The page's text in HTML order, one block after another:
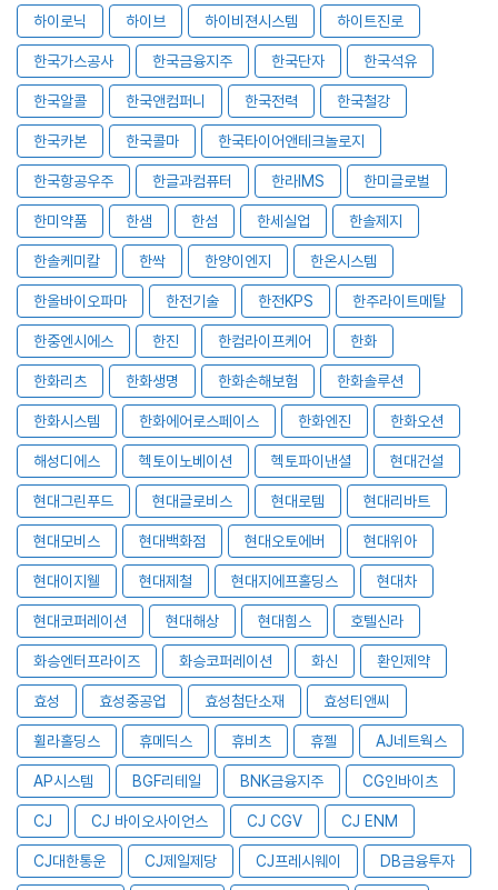
하이로닉 하이브 하이비젼시스템 하이트진로
한국가스공사 한국금융지주 한국단자 한국석유
한국알콜 한국앤컴퍼니 한국전력 한국철강
한국카본 한국콜마 한국타이어앤테크놀로지
한국항공우주 한글과컴퓨터 한라IMS 한미글로벌
한미약품 한샘 한섬 한세실업 한솔제지
한솔케미칼 한싹 한양이엔지 한온시스템
한올바이오파마 한전기술 한전KPS 한주라이트메탈
한중엔시에스 한진 한컴라이프케어 한화
한화리츠 한화생명 한화손해보험 한화솔루션
한화시스템 한화에어로스페이스 한화엔진 한화오션
해성디에스 헥토이노베이션 헥토파이낸셜 현대건설
현대그린푸드 현대글로비스 현대로템 현대리바트
현대모비스 현대백화점 현대오토에버 현대위아
현대이지웰 현대제철 현대지에프홀딩스 현대차
현대코퍼레이션 현대해상 현대힘스 호텔신라
화승엔터프라이즈 화승코퍼레이션 화신 환인제약
효성 효성중공업 효성첨단소재 효성티앤씨
휠라홀딩스 휴메딕스 휴비츠 휴젤 AJ네트웍스
AP시스템 BGF리테일 BNK금융지주 CG인바이츠
CJ CJ 바이오사이언스 CJ CGV CJ ENM
CJ대한통운 CJ제일제당 CJ프레시웨이 DB금융투자